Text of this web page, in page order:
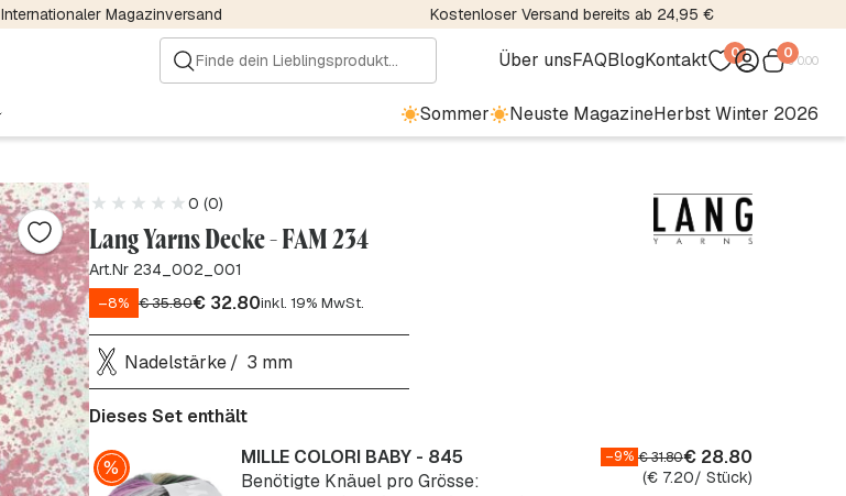
Internationaler Magazinversand Kostenloser Versand bereits ab 24,95 €
Über unsFAQBlogKontakt 0 0€0.00
Sommer Neuste MagazineHerbst Winter 2026
0 (0)
Lang Yarns Decke - FAM 234
Art.Nr 234_002_001
–8% €35.80€32.80inkl. 19% MwSt.
Nadelstärke 3 mm
Dieses Set enthält
MILLE COLORI BABY - 845
Benötigte Knäuel pro Grösse:
–9% €31.80€28.80
(€7.20/ Stück)